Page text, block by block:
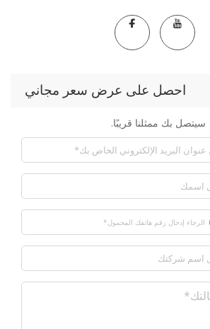
احصل على عرض سعر مجاني
بك ممثلنا قريبًا.